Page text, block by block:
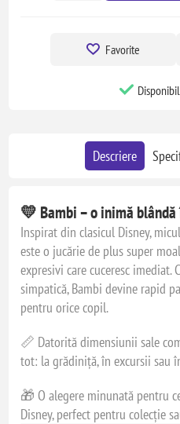
Favorite
Descriere
💛 Bambi – o inimă
Inspirat din clasicul Disney,
este o jucărie de plus super
expresivi care cuceresc
simpatică, Bambi devine rapid
pentru orice copil.
📏 Datorită dimensiunii sale
tot: la grădiniță, în excursii sau
🎁 O alegere minunată pentru
Disney, perfect pentru colecție